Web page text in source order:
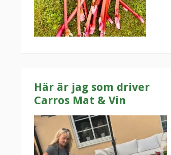
Här är jag som driver
Carros Mat & Vin